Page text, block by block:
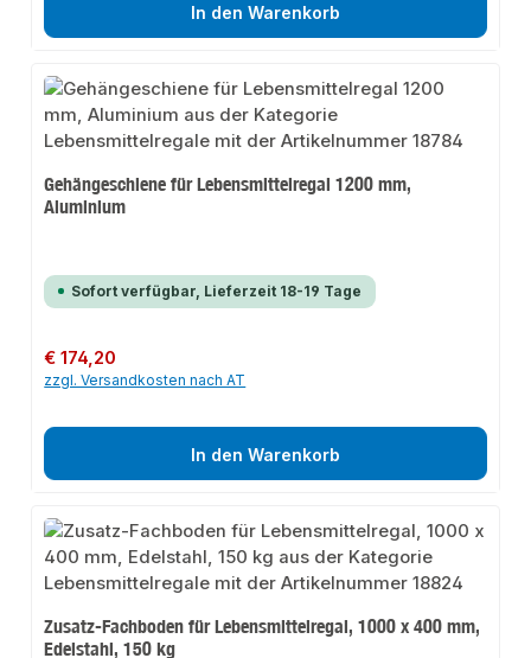
In den Warenkorb
Gehängeschiene für Lebensmittelregal 1200 mm,
Aluminium
Sofort verfügbar, Lieferzeit 18-19 Tage
Regulärer Preis:
€ 174,20
zzgl. Versandkosten nach AT
In den Warenkorb
Zusatz-Fachboden für Lebensmittelregal, 1000 x 400 mm,
Edelstahl, 150 kg